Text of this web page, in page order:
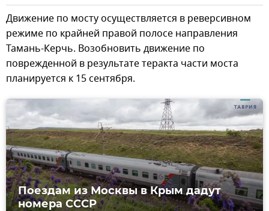
Движение по мосту осуществляется в реверсивном
режиме по крайней правой полосе направления
Тамань-Керчь. Возобновить движение по
поврежденной в результате теракта части моста
планируется к 15 сентября.
Поездам из Москвы в Крым дадут
номера СССР